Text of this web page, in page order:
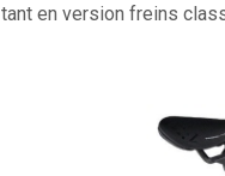
tant en version freins